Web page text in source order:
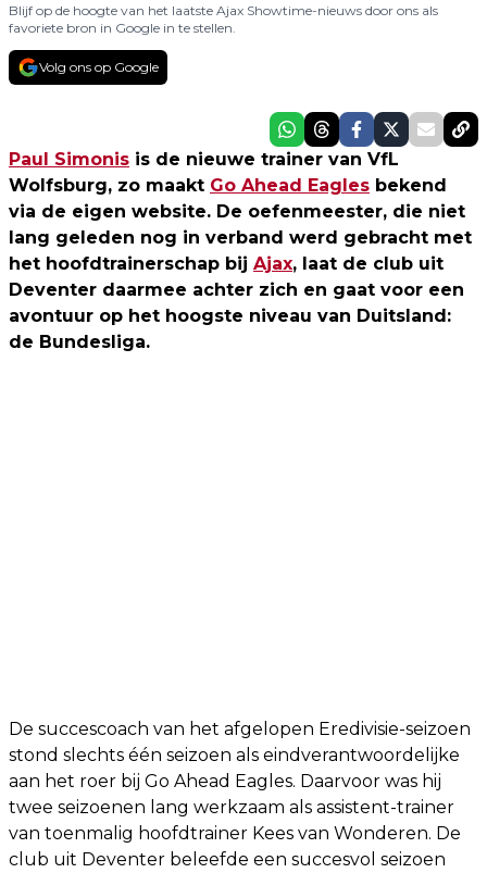
Blijf op de hoogte van het laatste Ajax Showtime-nieuws door ons als
favoriete bron in Google in te stellen.
Volg ons op Google
Paul Simonis is de nieuwe trainer van VfL
Wolfsburg, zo maakt Go Ahead Eagles bekend
via de eigen website. De oefenmeester, die niet
lang geleden nog in verband werd gebracht met
het hoofdtrainerschap bij Ajax, laat de club uit
Deventer daarmee achter zich en gaat voor een
avontuur op het hoogste niveau van Duitsland:
de Bundesliga.
De succescoach van het afgelopen Eredivisie-seizoen
stond slechts één seizoen als eindverantwoordelijke
aan het roer bij Go Ahead Eagles. Daarvoor was hij
twee seizoenen lang werkzaam als assistent-trainer
van toenmalig hoofdtrainer Kees van Wonderen. De
club uit Deventer beleefde een succesvol seizoen